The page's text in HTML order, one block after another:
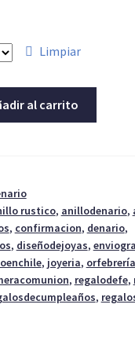
Limpiar
al carrito
rustico, anillodenario,
, confirmacion, denario,
, diseñodejoyas,
, joyeria, orfebrería
, regalodefe,
,